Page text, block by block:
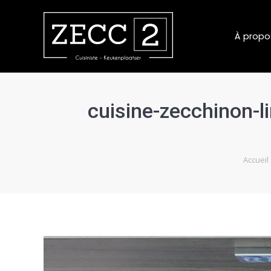
À
cuisine-zecchinon-
Vous
Accueil